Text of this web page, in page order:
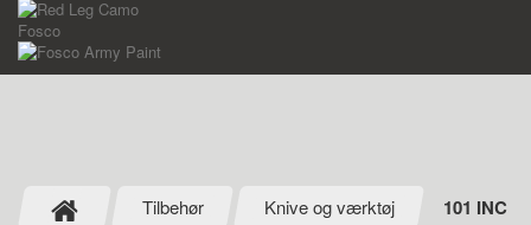
Fosco
Tilbehør Knive og værktøj 101 INC